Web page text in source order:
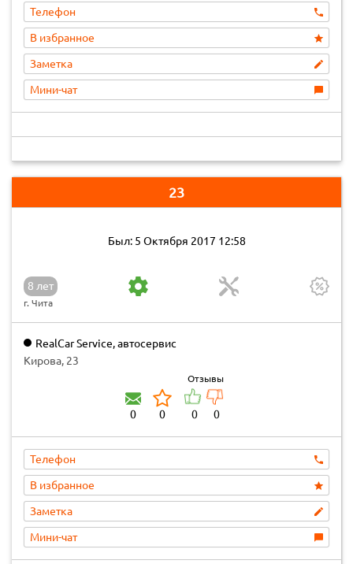
Телефон
В избранное
Заметка
Мини-чат
23
Был: 5 Октября 2017 12:58
8 лет
г. Чита
RealCar Service, автосервис
Кирова, 23
0 0
Отзывы
0 0
Телефон
В избранное
Заметка
Мини-чат